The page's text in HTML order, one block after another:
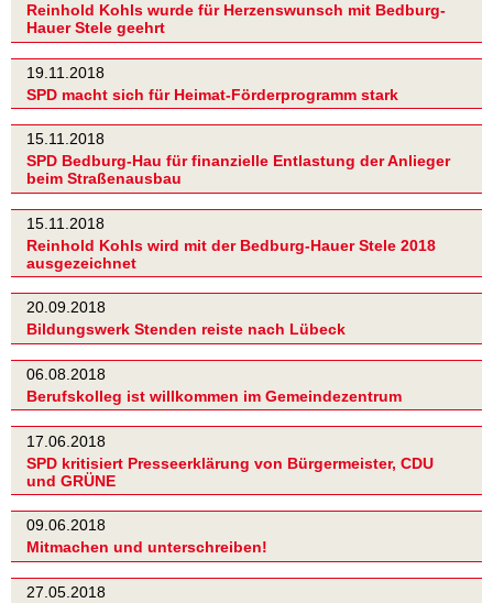
Reinhold Kohls wurde für Herzenswunsch mit Bedburg-
Hauer Stele geehrt
19.11.2018
SPD macht sich für Heimat-Förderprogramm stark
15.11.2018
SPD Bedburg-Hau für finanzielle Entlastung der Anlieger
beim Straßenausbau
15.11.2018
Reinhold Kohls wird mit der Bedburg-Hauer Stele 2018
ausgezeichnet
20.09.2018
Bildungswerk Stenden reiste nach Lübeck
06.08.2018
Berufskolleg ist willkommen im Gemeindezentrum
17.06.2018
SPD kritisiert Presseerklärung von Bürgermeister, CDU
und GRÜNE
09.06.2018
Mitmachen und unterschreiben!
27.05.2018